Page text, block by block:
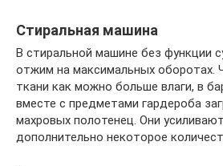
Стиральная машина
В стиральной машине без функции
отжим на максимальных оборотах.
ткани как можно больше влаги, в
вместе с предметами гардероба
махровых полотенец. Они
дополнительно некоторое